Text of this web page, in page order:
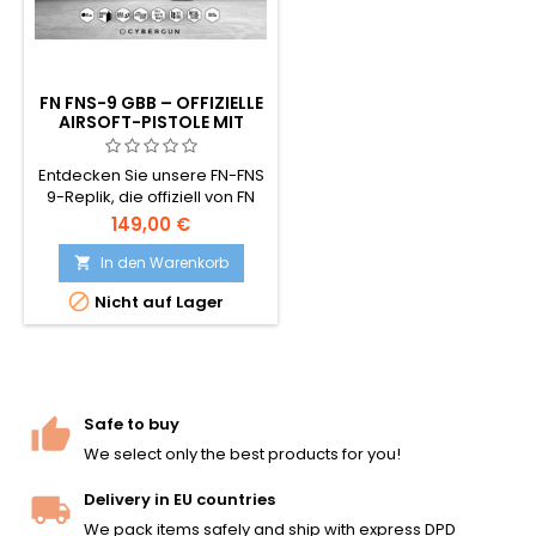
FN FNS-9 GBB – OFFIZIELLE
AIRSOFT-PISTOLE MIT
METALLSCHLITTEN
Entdecken Sie unsere FN-FNS
9-Replik, die offiziell von FN
Herstal lizenziert ist. Diese
kompakte Gas-Pistole bietet
eine hervorragende Leistung
und ist damit die ideale
Zweitwaffe!
149,00 €
 In den Warenkorb
 Nicht auf Lager
Safe to buy
We select only the best products for you!
Delivery in EU countries
We pack items safely and ship with express DPD